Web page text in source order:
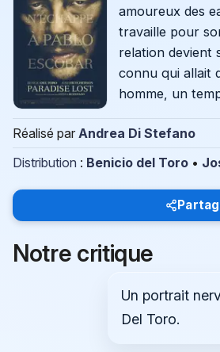
amoureux des
travaille pour
relation devient
connu qui allait
homme, un
Réalisé par Andrea Di Stefano
Distribution : Benicio del Toro •
Notre critique
Un portrait
Del Toro.